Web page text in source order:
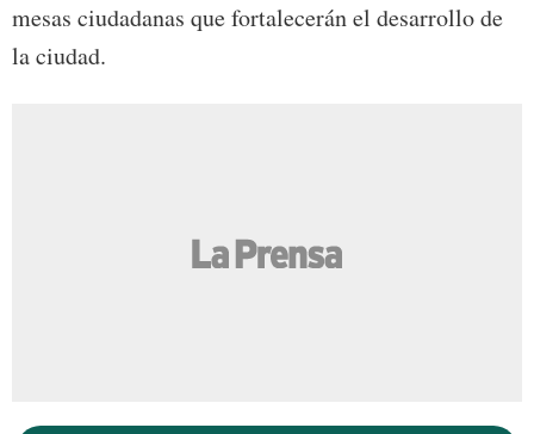
mesas ciudadanas que fortalecerán el desarrollo de
la ciudad.